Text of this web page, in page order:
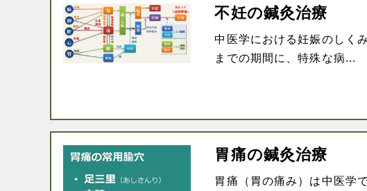
不妊の鍼灸治療
中医学における妊娠のし
までの期間に、特殊な病...
胃痛の鍼灸治療
胃痛（胃の痛み）は中医学